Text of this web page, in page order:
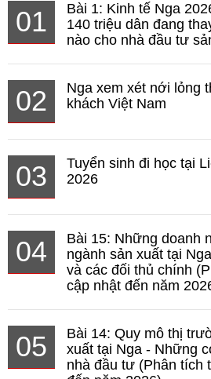
01
Bài 1: Kinh tế Nga
140 triệu dân đang
nào cho nhà đầu tư
02
Nga xem xét nới lỏng
khách Việt Nam
03
Tuyển sinh đi học tại
2026
04
Bài 15: Những doanh
ngành sản xuất tại
và các đối thủ chính
cập nhật đến năm
05
Bài 14: Quy mô thị
xuất tại Nga - Những
nhà đầu tư (Phân tích